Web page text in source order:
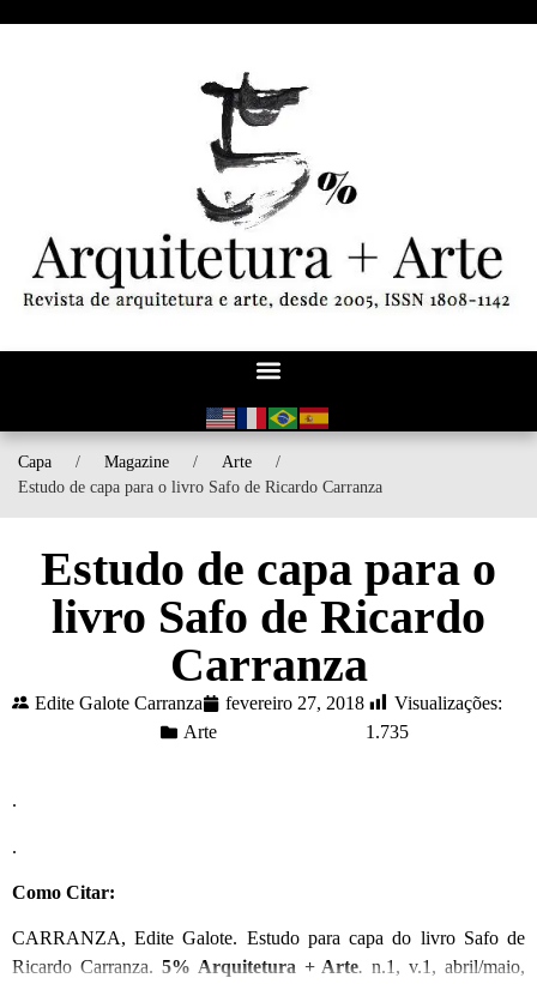
Capa / Magazine / Arte
/
Estudo de capa para o livro Safo de Ricardo Carranza
Estudo de capa para o
livro Safo de Ricardo
Carranza
Edite Galote Carranza
fevereiro 27, 2018
Arte
Visualizações:
1.735
.
.
Como Citar:
CARRANZA, Edite Galote. Estudo para capa do livro Safo de
Ricardo Carranza. 5% Arquitetura + Arte. n.1, v.1, abril/maio,